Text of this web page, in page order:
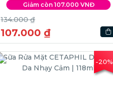
Giảm còn 107.000 VNĐ
134.000 ₫
107.000 ₫
-20%